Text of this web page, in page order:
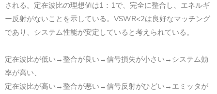
される。定在波比の理想値は1：1で、完全に整合し、エネルギ
ー反射がないことを示している。VSWR<2は良好なマッチング
であり、システム性能が安定していると考えられている。
定在波比が低い→整合が良い→信号損失が小さい→システム効
率が高い、
定在波比が高い→整合が悪い→信号反射がひどい→エミッタが